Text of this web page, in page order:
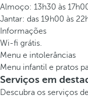
Almoço: 13h30 às
Jantar: das 19h00 às
Informações
Wi-fi grátis.
Menu e intolerâncias
Menu infantil e pratos
Serviços em
Descubra os serviços